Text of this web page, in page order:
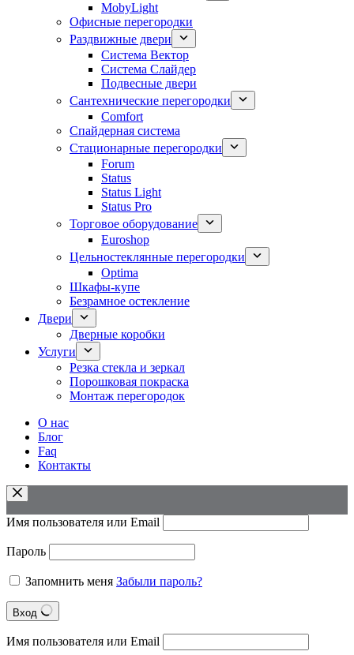
MobyLight
Офисные перегородки
Раздвижные двери
Система Вектор
Система Слайдер
Подвесные двери
Сантехнические перегородки
Comfort
Спайдерная система
Стационарные перегородки
Forum
Status
Status Light
Status Pro
Торговое оборудование
Euroshop
Цельностеклянные перегородки
Optima
Шкафы-купе
Безрамное остекление
Двери
Дверные коробки
Услуги
Резка стекла и зеркал
Порошковая покраска
Монтаж перегородок
О нас
Блог
Faq
Контакты
Имя пользователя или Email
Пароль
Запомнить меня Забыли пароль?
Вход
Имя пользователя или Email